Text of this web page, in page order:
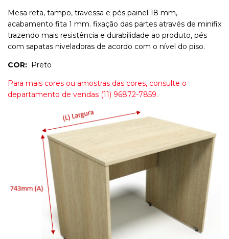
Mesa reta, tampo, travessa e pés painel 18 mm,
acabamento fita 1 mm. fixação das partes através de minifix
trazendo mais resistência e durabilidade ao produto, pés
com sapatas niveladoras de acordo com o nível do piso.
COR: Preto
Para mais cores ou amostras das cores, consulte o
departamento de vendas (11) 96872-7859.